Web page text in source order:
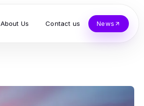
About Us Contact us News